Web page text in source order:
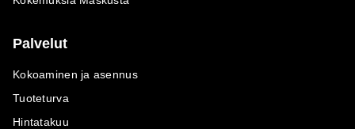
Palvelut
Kokoaminen ja asennus
Tuoteturva
Hintatakuu